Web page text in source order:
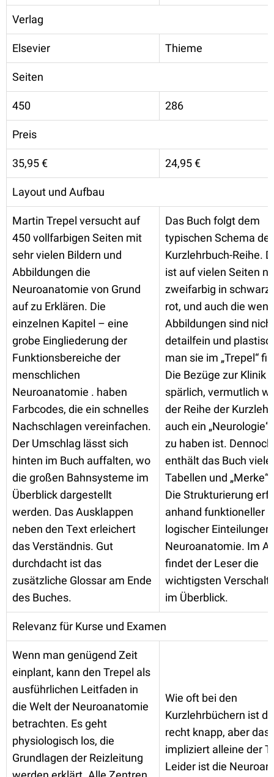
Verlag
Elsevier Thieme
Seiten
450 286
Preis
35,95 € 24,95 €
Layout und Aufbau
Martin Trepel versucht auf
450 vollfarbigen Seiten mit
sehr vielen Bildern und
Abbildungen die
Neuroanatomie von Grund
auf zu Erklären. Die
einzelnen Kapitel – eine
grobe Eingliederung der
Funktionsbereiche der
menschlichen
Neuroanatomie . haben
Farbcodes, die ein schnelles
Nachschlagen vereinfachen.
Der Umschlag lässt sich
hinten im Buch auffalten, wo
die großen Bahnsysteme im
Überblick dargestellt
werden. Das Ausklappen
neben den Text erleichert
das Verständnis. Gut
durchdacht ist das
zusätzliche Glossar am Ende
des Buches.
Das Buch folgt dem
typischen Schema der
Kurzlehrbuch-Reihe.
ist auf vielen Seiten
zweifarbig in schwarz
rot, und auch die
Abbildungen sind
detailfein und
man sie im „Trepel“
Die Bezüge zur Klinik
spärlich, vermutlich
der Reihe der
auch ein
zu haben ist. Dennoch
enthält das Buch viele
Tabellen und
Die Strukturierung
anhand funktioneller
logischer Einteilungen
Neuroanatomie. Im
findet der Leser die
wichtigsten
im Überblick.
Relevanz für Kurse und Examen
Wenn man genügend Zeit
einplant, kann den Trepel als
ausführlichen Leitfaden in
die Welt der Neuroanatomie
betrachten. Es geht
physiologisch los, die
Grundlagen der Reizleitung
Wie oft bei den
Kurzlehrbüchern ist
recht knapp, aber das
impliziert alleine der
Leider ist die